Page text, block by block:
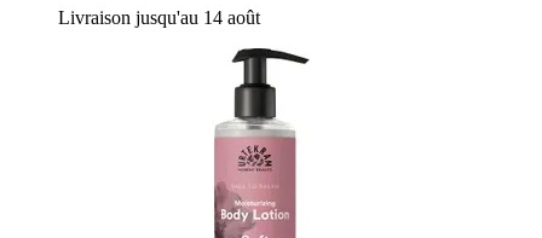
Livraison jusqu'au 14 août